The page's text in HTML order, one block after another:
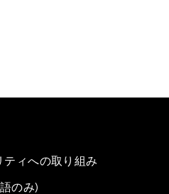
ティへの取り組み
のみ)